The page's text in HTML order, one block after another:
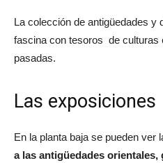
La colección de antigüedades y
fascina con tesoros de culturas
pasadas.
Las exposiciones
En la planta baja se pueden ver
a las antigüedades orientales,